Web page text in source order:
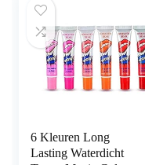
6 Kleuren Long
Lasting Waterdicht